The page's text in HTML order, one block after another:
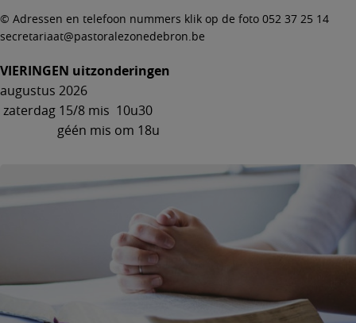
© Adressen en telefoon nummers klik op de foto 052 37 25 14
secretariaat@pastoralezonedebron.be
VIERINGEN uitzonderingen
augustus 2026
zaterdag 15/8 mis 10u30
géén mis om 18u